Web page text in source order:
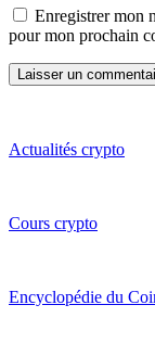
Enregistrer mon
pour mon prochain
Actualités crypto
Cours crypto
Encyclopédie du